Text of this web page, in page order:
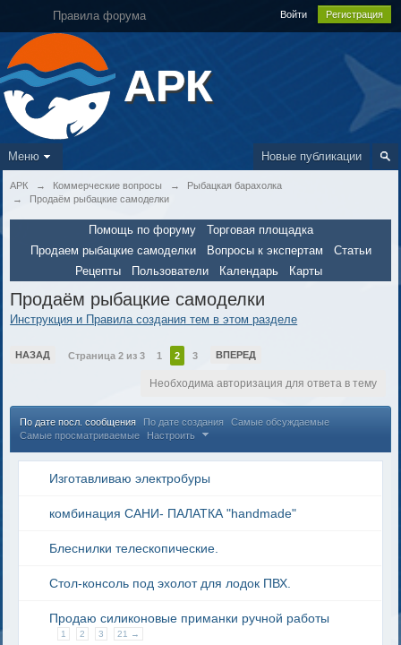
Правила форума Войти Регистрация
АРК
Новые публикации
Меню
АРК → Коммерческие вопросы →
Рыбацкая барахолка
→
Продаём рыбацкие самоделки
Помощь по форуму
Торговая площадка
Продаем рыбацкие самоделки
Вопросы к экспертам
Статьи
Рецепты
Пользователи Календарь Карты
Продаём рыбацкие самоделки
Инструкция и Правила создания тем в этом разделе
НАЗАД Страница 2 из 3 1 2 3 ВПЕРЕД
Необходима авторизация для ответа в тему
По дате посл. сообщения По дате создания
Самые обсуждаемые
Самые просматриваемые
Настроить
Изготавливаю электробуры
комбинация САНИ- ПАЛАТКА "handmade"
Блеснилки телескопические.
Стол-консоль под эхолот для лодок ПВХ.
Продаю силиконовые приманки ручной работы
1 2 3 21 →